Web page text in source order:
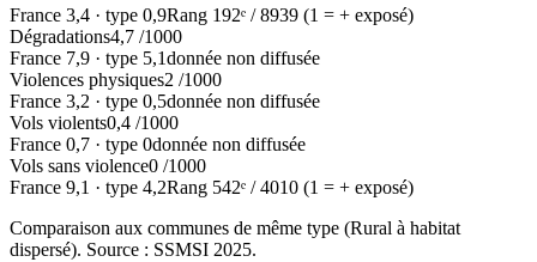
France 3,4 · type 0,9Rang 192ᵉ /8939 (1 = + exposé)
Dégradations4,7 /1000
France 7,9 · type 5,1donnée non diffusée
Violences physiques2 /1000
France 3,2 · type 0,5donnée non diffusée
Vols violents0,4 /1000
France 0,7 · type 0donnée non diffusée
Vols sans violence0 /1000
France 9,1 · type 4,2Rang 542ᵉ /4010 (1 = + exposé)
Comparaison aux communes de même type (Rural à habitat
dispersé). Source : SSMSI 2025.